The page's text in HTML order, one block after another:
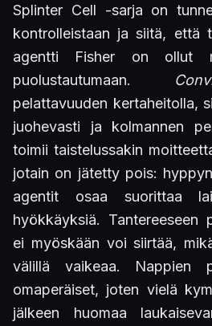
Splinter Cell -sarja on
kontrolleistaan ja siitä, että
agentti Fisher on ollut
puolustautumaan.
pelattavuuden kertaheitolla,
juohevasti ja kolmannen
toimii taistelussakin
jotain on jätetty pois:
agentit osaa suorittaa
hyökkäyksiä. Tantereeseen
ei myöskään voi siirtää,
välillä vaikeaa. Nappien
omaperäiset, joten vielä
jälkeen huomaa